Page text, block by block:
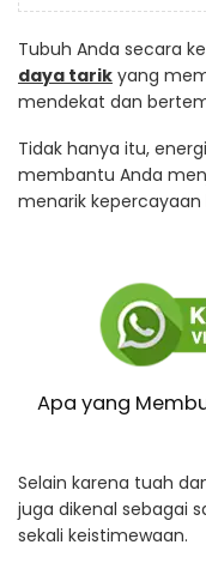
Tubuh Anda secara
daya tarik yang
mendekat dan
Tidak hanya itu,
membantu Anda
menarik kepercayaan
Apa yang
Selain karena tuah
juga dikenal sebagai
sekali keistimewaan.